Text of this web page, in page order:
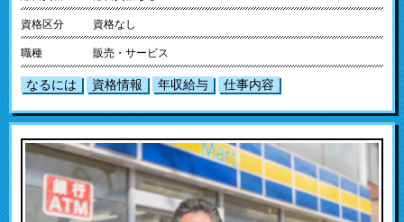
資格区分 資格なし
職種 販売・サービス
なるには 資格情報 年収給与 仕事内容